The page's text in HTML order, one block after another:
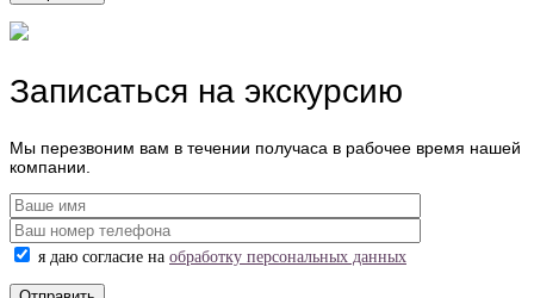
Записаться на экскурсию
Мы перезвоним вам в течении получаса в рабочее время нашей
компании.
я даю согласие на обработку персональных данных